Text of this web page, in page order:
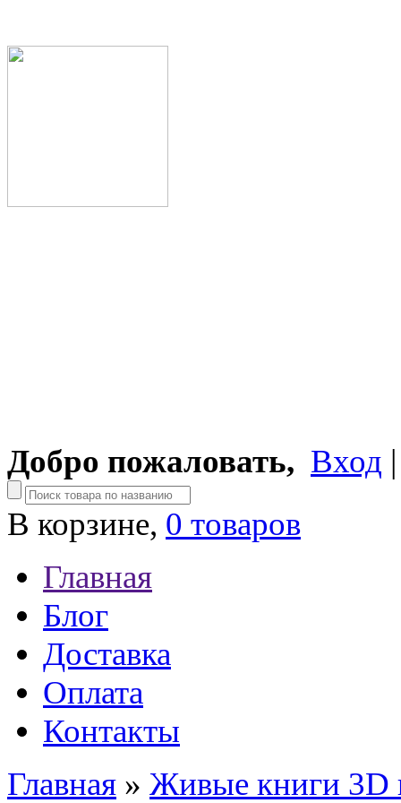
Добро пожаловать, Вход
В корзине, 0 товаров
Главная
Блог
Доставка
Оплата
Контакты
Главная » Живые книги 3D